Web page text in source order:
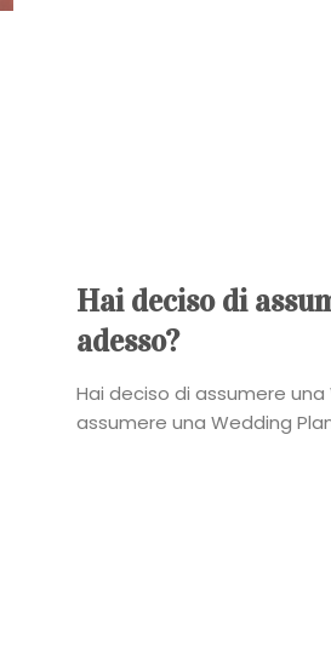
Galateo
Tendenze
Location
Hai deciso di
adesso?
Hai deciso di assumere una
assumere una Wedding